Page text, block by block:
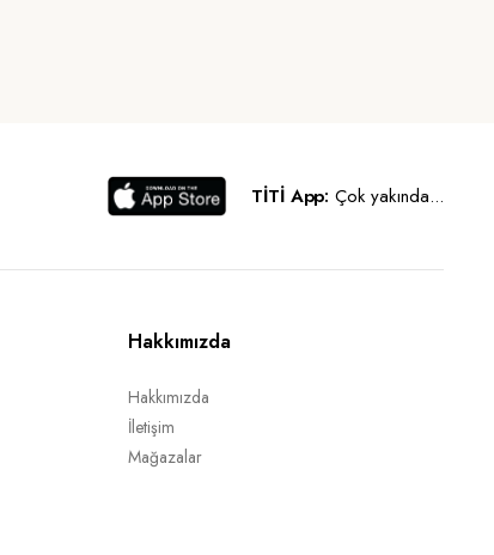
TİTİ App: Çok yakında...
Hakkımızda
Hakkımızda
İletişim
Mağazalar